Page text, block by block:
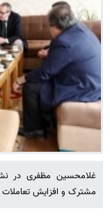
غلامحسین مظفری در
مشترک و افزایش